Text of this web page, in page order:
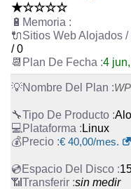
★☆☆☆☆
/ 0
4
Linux
€ 40,00/mes.
sin medir